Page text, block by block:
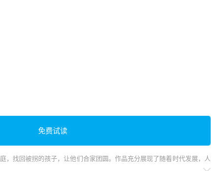
免费试读
，找回被拐的孩子，让他们合家团圆。作品充分展现了随着时代发展，人